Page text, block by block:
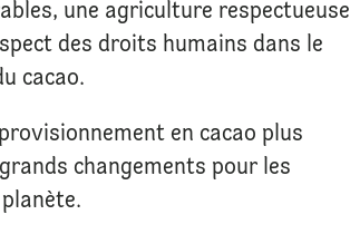
une agriculture respectueuse
des droits humains dans le
cacao.
en cacao plus
changements pour les